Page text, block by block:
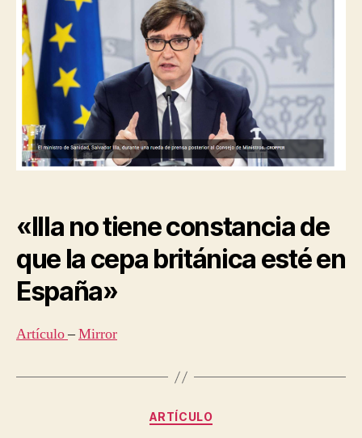
«Illa no tiene constancia de
que la cepa británica esté en
España»
Artículo–Mirror
Categorías
ARTÍCULO